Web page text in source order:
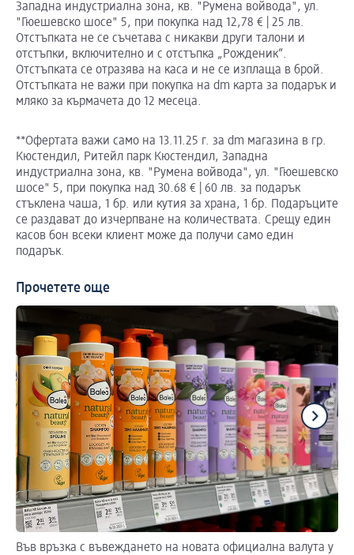
Западна индустриална зона, кв. "Румена войвода", ул.
"Гюешевско шосе" 5, при покупка над 12,78 € | 25 лв.
Отстъпката не се съчетава с никакви други талони и
отстъпки, включително и с отстъпка „Рожденик“.
Отстъпката се отразява на каса и не се изплаща в брой.
Отстъпката не важи при покупка на dm карта за подарък и
мляко за кърмачета до 12 месеца.
**Офертата важи само на 13.11.25 г. за dm магазина в гр.
Кюстендил, Ритейл парк Кюстендил, Западна
индустриална зона, кв. "Румена войвода", ул. "Гюешевско
шосе" 5, при покупка над 30.68 € | 60 лв. за подарък
стъклена чаша, 1 бр. или кутия за храна, 1 бр. Подаръците
се раздават до изчерпване на количествата. Срещу един
касов бон всеки клиент може да получи само един
подарък.
Прочетете още
Във връзка с въвеждането на новата официална валута у